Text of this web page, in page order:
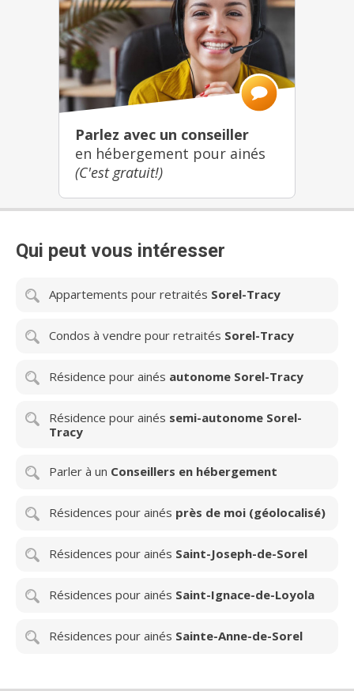
Parlez avec un conseiller
en hébergement pour ainés
(C'est gratuit!)
Qui peut vous intéresser
Appartements pour retraités Sorel-Tracy
Condos à vendre pour retraités Sorel-Tracy
Résidence pour ainés autonome Sorel-Tracy
Résidence pour ainés semi-autonome Sorel-
Tracy
Parler à un Conseillers en hébergement
Résidences pour ainés près de moi (géolocalisé)
Résidences pour ainés Saint-Joseph-de-Sorel
Résidences pour ainés Saint-Ignace-de-Loyola
Résidences pour ainés Sainte-Anne-de-Sorel